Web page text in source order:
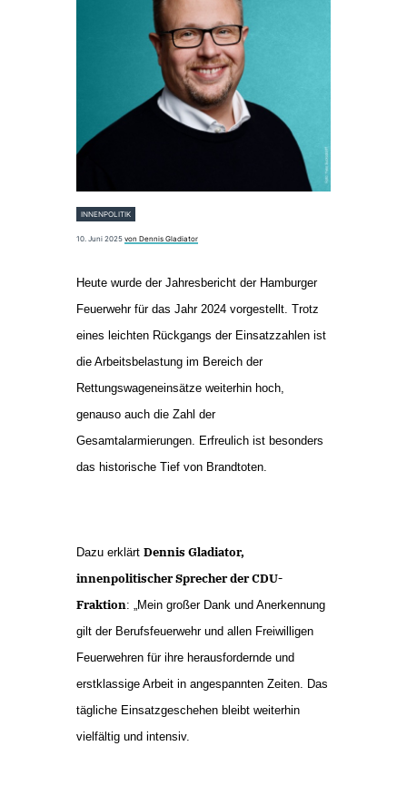
INNENPOLITIK
10. Juni 2025 von Dennis Gladiator
Heute wurde der Jahresbericht der Hamburger
Feuerwehr für das Jahr 2024 vorgestellt. Trotz
eines leichten Rückgangs der Einsatzzahlen ist
die Arbeitsbelastung im Bereich der
Rettungswageneinsätze weiterhin hoch,
genauso auch die Zahl der
Gesamtalarmierungen. Erfreulich ist besonders
das historische Tief von Brandtoten.
Dazu erklärt Dennis Gladiator,
innenpolitischer Sprecher der CDU-
Fraktion: „Mein großer Dank und Anerkennung
gilt der Berufsfeuerwehr und allen Freiwilligen
Feuerwehren für ihre herausfordernde und
erstklassige Arbeit in angespannten Zeiten. Das
tägliche Einsatzgeschehen bleibt weiterhin
vielfältig und intensiv.